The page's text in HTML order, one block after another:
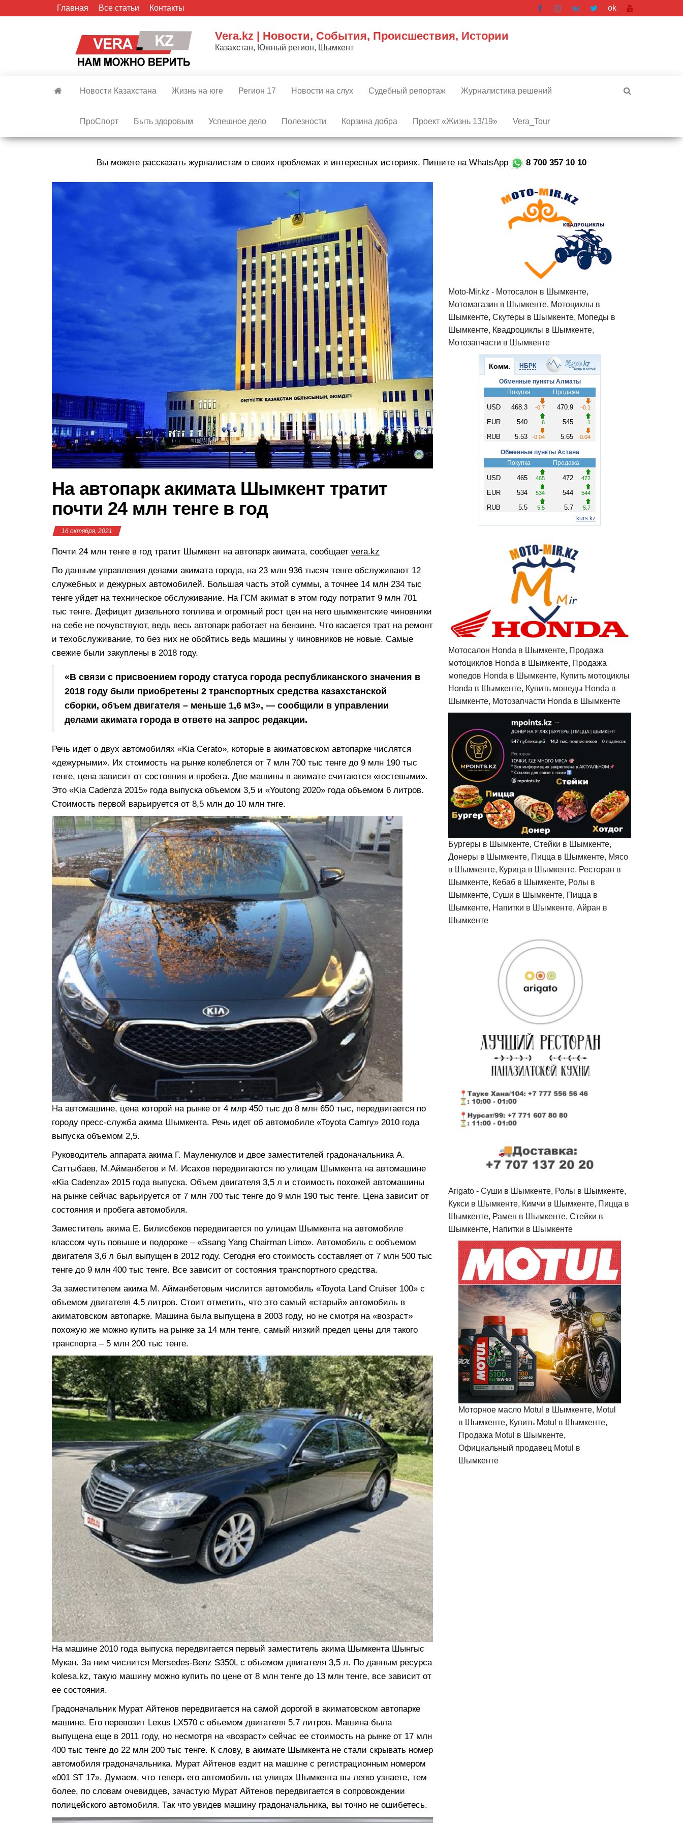
Главная Все статьи Контакты ok
Vera.kz | Новости, События, Происшествия, Истории
Казахстан, Южный регион, Шымкент
Новости Казахстана Жизнь на юге Регион 17 Новости на слух Судебный репортаж Журналистика решений
ПроСпорт Быть здоровым Успешное дело Полезности Корзина добра Проект «Жизнь 13/19» Vera_Tour
Вы можете рассказать журналистам о своих проблемах и интересных историях. Пишите на WhatsApp 8 700 357 10 10
На автопарк акимата Шымкент тратит
почти 24 млн тенге в год
16 октября, 2021
Почти 24 млн тенге в год тратит Шымкент на автопарк акимата, сообщает vera.kz
По данным управления делами акимата города, на 23 млн 936 тысяч тенге обслуживают 12
служебных и дежурных автомобилей. Большая часть этой суммы, а точнее 14 млн 234 тыс
тенге уйдет на техническое обслуживание. На ГСМ акимат в этом году потратит 9 млн 701
тыс тенге. Дефицит дизельного топлива и огромный рост цен на него шымкентские чиновники
на себе не почувствуют, ведь весь автопарк работает на бензине. Что касается трат на ремонт
и техобслуживание, то без них не обойтись ведь машины у чиновников не новые. Самые
свежие были закуплены в 2018 году.
«В связи с присвоением городу статуса города республиканского значения в
2018 году были приобретены 2 транспортных средства казахстанской
сборки, объем двигателя – меньше 1,6 м3», — сообщили в управлении
делами акимата города в ответе на запрос редакции.
Речь идет о двух автомобилях «Kia Cerato», которые в акиматовском автопарке числятся
«дежурными». Их стоимость на рынке колеблется от 7 млн 700 тыс тенге до 9 млн 190 тыс
тенге, цена зависит от состояния и пробега. Две машины в акимате считаются «гостевыми».
Это «Kia Cadenza 2015» года выпуска объемом 3,5 и «Youtong 2020» года объемом 6 литров.
Стоимость первой варьируется от 8,5 млн до 10 млн тнге.
На автомашине, цена которой на рынке от 4 млр 450 тыс до 8 млн 650 тыс, передвигается по
городу пресс-служба акима Шымкента. Речь идет об автомобиле «Toyota Camry» 2010 года
выпуска объемом 2,5.
Руководитель аппарата акима Г. Мауленкулов и двое заместителей градоначальника А.
Саттыбаев, М.Айманбетов и М. Исахов передвигаются по улицам Шымкента на автомашине
«Kia Cadenza» 2015 года выпуска. Объем двигателя 3,5 л и стоимость похожей автомашины
на рынке сейчас варьируется от 7 млн 700 тыс тенге до 9 млн 190 тыс тенге. Цена зависит от
состояния и пробега автомобиля.
Заместитель акима Е. Билисбеков передвигается по улицам Шымкента на автомобиле
классом чуть повыше и подороже – «Ssang Yang Chairman Limo». Автомобиль с ообъемом
двигателя 3,6 л был выпущен в 2012 году. Сегодня его стоимость составляет от 7 млн 500 тыс
тенге до 9 млн 400 тыс тенге. Все зависит от состояния транспортного средства.
За заместителем акима М. Айманбетовым числится автомобиль «Toyota Land Cruiser 100» с
объемом двигателя 4,5 литров. Стоит отметить, что это самый «старый» автомобиль в
акиматовском автопарке. Машина была выпущена в 2003 году, но не смотря на «возраст»
похожую же можно купить на рынке за 14 млн тенге, самый низкий предел цены для такого
транспорта – 5 млн 200 тыс тенге.
На машине 2010 года выпуска передвигается первый заместитель акима Шымкента Шынгыс
Мукан. За ним числится Mersedes-Benz S350L с объемом двигателя 3,5 л. По данным ресурса
kolesa.kz, такую машину можно купить по цене от 8 млн тенге до 13 млн тенге, все зависит от
ее состояния.
Градоначальник Мурат Айтенов передвигается на самой дорогой в акиматовском автопарке
машине. Его перевозит Lexus LX570 с объемом двигателя 5,7 литров. Машина была
выпущена еще в 2011 году, но несмотря на «возраст» сейчас ее стоимость на рынке от 17 млн
400 тыс тенге до 22 млн 200 тыс тенге. К слову, в акимате Шымкента не стали скрывать номер
автомобиля градоначальника. Мурат Айтенов ездит на машине с регистрационным номером
«001 ST 17». Думаем, что теперь его автомобиль на улицах Шымкента вы легко узнаете, тем
более, по словам очевидцев, зачастую Мурат Айтенов передвигается в сопровождении
полицейского автомобиля. Так что увидев машину градоначальника, вы точно не ошибетесь.
Moto-Mir.kz - Мотосалон в Шымкенте,
Мотомагазин в Шымкенте, Мотоциклы в
Шымкенте, Скутеры в Шымкенте, Мопеды в
Шымкенте, Квадроциклы в Шымкенте,
Мотозапчасти в Шымкенте
Мотосалон Honda в Шымкенте, Продажа
мотоциклов Honda в Шымкенте, Продажа
мопедов Honda в Шымкенте, Купить мотоциклы
Honda в Шымкенте, Купить мопеды Honda в
Шымкенте, Мотозапчасти Honda в Шымкенте
Бургеры в Шымкенте, Стейки в Шымкенте,
Донеры в Шымкенте, Пицца в Шымкенте, Мясо
в Шымкенте, Курица в Шымкенте, Ресторан в
Шымкенте, Кебаб в Шымкенте, Ролы в
Шымкенте, Суши в Шымкенте, Пицца в
Шымкенте, Напитки в Шымкенте, Айран в
Шымкенте
Arigato - Cуши в Шымкенте, Ролы в Шымкенте,
Кукси в Шымкенте, Кимчи в Шымкенте, Пицца в
Шымкенте, Рамен в Шымкенте, Стейки в
Шымкенте, Напитки в Шымкенте
Моторное масло Motul в Шымкенте, Motul
в Шымкенте, Купить Motul в Шымкенте,
Продажа Motul в Шымкенте,
Официальный продавец Motul в
Шымкенте